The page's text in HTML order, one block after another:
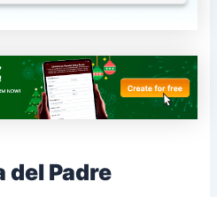
del Padre